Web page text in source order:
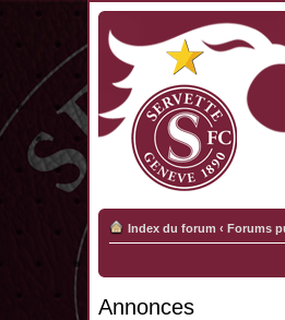
Index du forum ‹ Forums
Annonces